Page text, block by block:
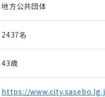
地方公共団体
2437名
43歳
https://www.city.sasebo.lg.j